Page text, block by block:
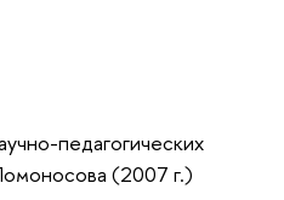
педагогических
(2007 г.)